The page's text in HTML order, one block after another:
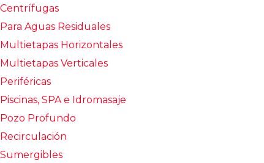
Centrífugas
Para Aguas Residuales
Multietapas Horizontales
Multietapas Verticales
Periféricas
Piscinas, SPA e Idromasaje
Pozo Profundo
Recirculación
Sumergibles